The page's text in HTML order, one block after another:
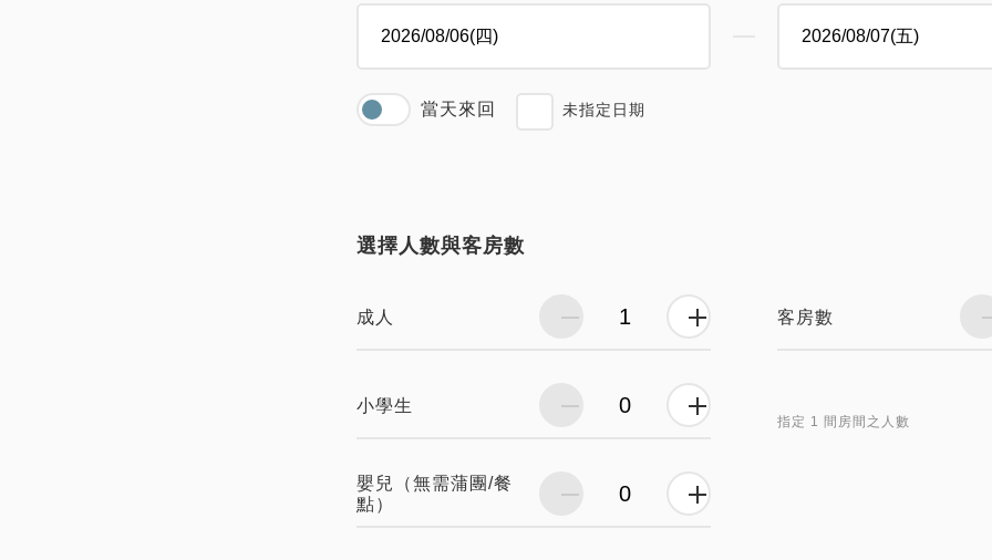
當天來回 未指定日期
選擇人數與客房數
成人
小學生
嬰兒（無需蒲團/餐
點）
客房數
指定 1 間房間之人數